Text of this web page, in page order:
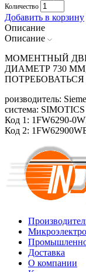
Количество
Добавить в корзину
Описание
Описание
МОМЕНТНЫЙ
ДИАМЕТР 730
роизводитель:
система:
Код 1: 1FW6290-
Код 2:
Доставка
О компании